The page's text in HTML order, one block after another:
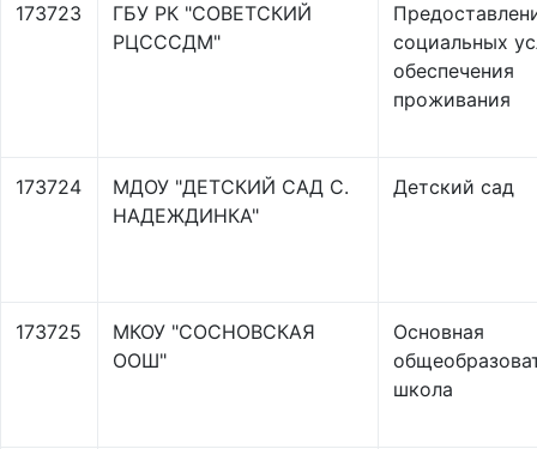
173723
ГБУ РК "СОВЕТСКИЙ
РЦСССДМ"
социальных
обеспечения
проживания
173724
МДОУ "ДЕТСКИЙ САД С.
НАДЕЖДИНКА"
Детский сад
173725
МКОУ "СОСНОВСКАЯ
ООШ"
Основная
школа